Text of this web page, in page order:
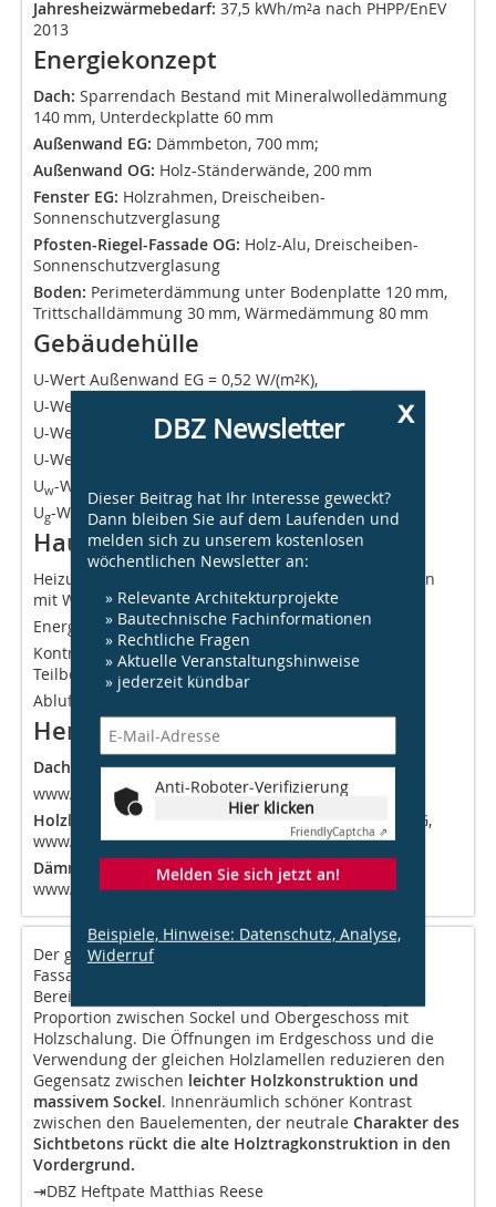
Jahresheizwärmebedarf: 37,5 kWh/m²a nach PHPP/EnEV
2013
Energiekonzept
Dach: Sparrendach Bestand mit Mineralwolledämmung
140 mm, Unterdeckplatte 60 mm
Außenwand EG: Dämmbeton, 700 mm;
Außenwand OG: Holz-Ständerwände, 200 mm
Fenster EG: Holzrahmen, Dreischeiben-
Sonnenschutzverglasung
Pfosten-Riegel-Fassade OG: Holz-Alu, Dreischeiben-
Sonnenschutzverglasung
Boden: Perimeterdämmung unter Bodenplatte 120 mm,
Trittschalldämmung 30 mm, Wärmedämmung 80 mm
Gebäudehülle
U-Wert Außenwand EG = 0,52 W/(m²K),
U-Wert Außenwand OG = 0,25 W/(m²K),
U-Wert Bodenplatte = 0,15 W/(m²K)
U-Wert Dach = 0,21 W/(m²K)
Uw-Wert Fenster = 0,8 W/(m²K)
Ug-Wert Verglasung = 1,0 W/(m²K)
Haustechnik
Heizung über Geothermie, Erdwärme über Erdsonden
mit Wärmepumpe 36 KW
Energiepeicherung über Pufferspeicher 1 000 l
Kontrollierte Be- und Entlüftung mit WRG in
Teilbereichen
Abluftanlage in Teilbereichen
Hersteller
Dach:
Dachziegelwerke Nelskamp GmbH,
www.nelskamp.de
Holzlamellen Fassade:
Häussermann GmbH & Co. KG,
www.haeussermann.de
Dämmbeton Erdgeschoss:Liapor GmbH & Co. KG,
www.liapor.com
Der gewählte Dämmbeton für die Sockelgeschoss-
Fassade erlaubt eine einfache Detaillierung in den
Bereichen Sockel und Fensterlaibungen. Gelungene
Proportion zwischen Sockel und Obergeschoss mit
Holzschalung. Die Öffnungen im Erdgeschoss und die
Verwendung der gleichen Holzlamellen reduzieren den
Gegensatz zwischen leichter Holzkonstruktion und
massivem Sockel. Innenräumlich schöner Kontrast
zwischen den Bauelementen, der neutrale Charakter des
Sichtbetons rückt die alte Holztragkonstruktion in den
Vordergrund.
⇥DBZ Heftpate Matthias Reese
x
DBZ Newsletter
Dieser Beitrag hat Ihr Interesse geweckt?
Dann bleiben Sie auf dem Laufenden und
melden sich zu unserem kostenlosen
wöchentlichen Newsletter an:
» Relevante Architekturprojekte
» Bautechnische Fachinformationen
» Rechtliche Fragen
» Aktuelle Veranstaltungshinweise
» jederzeit kündbar
Anti-Roboter-Verifizierung
Hier klicken
FriendlyCaptcha ⇗
Melden Sie sich jetzt an!
Beispiele, Hinweise: Datenschutz, Analyse,
Widerruf